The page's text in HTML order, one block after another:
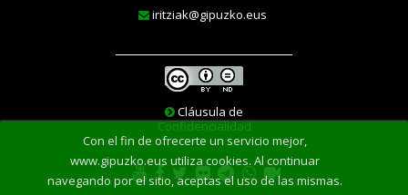
Con el fin de ofrecerte un servicio mejor,
www.gipuzko.eus utiliza cookies. Al continuar
navegando por el sitio, aceptas el uso de las mismas.
iritziak@gipuzko.eus
Cláusula de
Confidencialidad